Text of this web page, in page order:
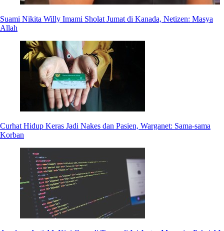
Suami Nikita Willy Imami Sholat Jumat di Kanada, Netizen: Masya
Allah
Curhat Hidup Keras Jadi Nakes dan Pasien, Warganet: Sama-sama
Korban